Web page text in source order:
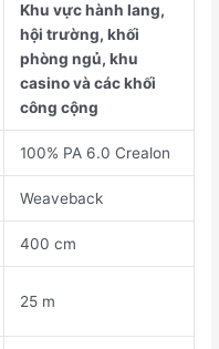
Khu vực hành lang,
hội trường, khối
phòng ngủ, khu
casino và các khối
công cộng
100% PA 6.0 Crealon
Weaveback
400 cm
25 m